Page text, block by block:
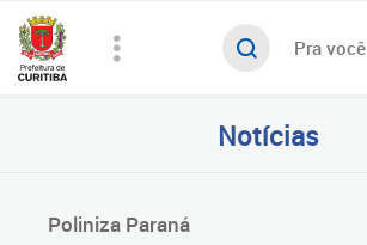
Pra você
Notícias
Poliniza Paraná